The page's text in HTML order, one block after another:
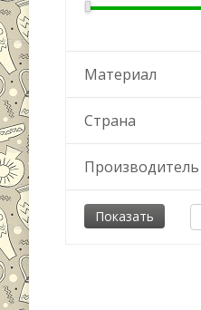
Материал
Страна
Производитель